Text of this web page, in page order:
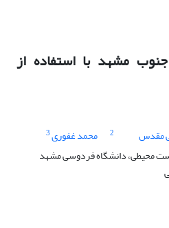
مشهد با استفاده از
مقدس 2 محمد غفوری3
محیطی، دانشگاه فردوسی مشهد